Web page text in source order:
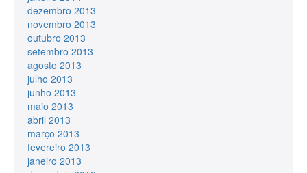
dezembro 2013
novembro 2013
outubro 2013
setembro 2013
agosto 2013
julho 2013
junho 2013
maio 2013
abril 2013
março 2013
fevereiro 2013
janeiro 2013